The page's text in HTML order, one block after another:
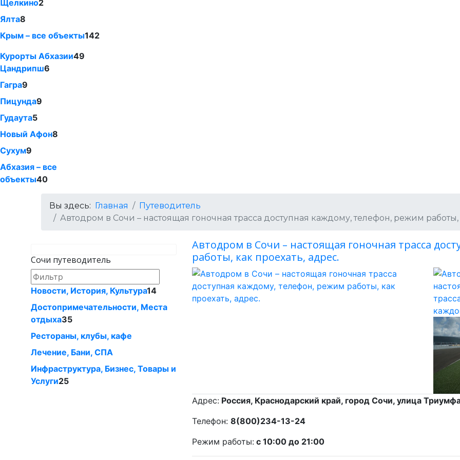
Щелкино2
Ялта8
Крым – все объекты142
Курорты Абхазии49
Цандрипш6
Гагра9
Пицунда9
Гудаута5
Новый Афон8
Сухум9
Абхазия – все
объекты40
Вы здесь: Главная
Путеводитель
Автодром в Сочи – настоящая гоночная трасса доступная каждому, телефон, режим работы,
Сочи путеводитель
Новости, История, Культура14
Достопримечательности, Места
отдыха35
Рестораны, клубы, кафе
Лечение, Бани, СПА
Инфраструктура, Бизнес, Товары и
Услуги25
Автодром в Сочи – настоящая гоночная трасса
работы, как проехать, адрес.
Адрес:Россия, Краснодарский край, город Сочи, улица
Телефон: 8(800)234-13-24
Режим работы:с 10:00 до 21:00